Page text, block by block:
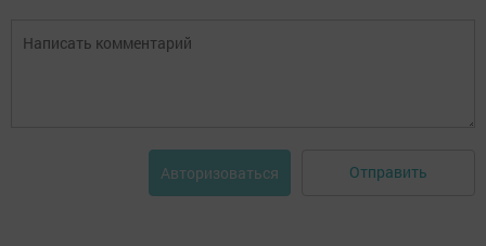
Авторизоваться Отправить